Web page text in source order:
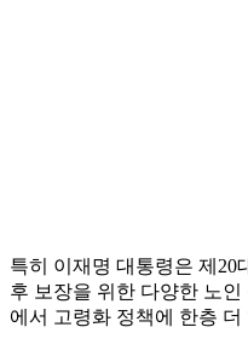
특히 이재명 대통령은 제20
후 보장을 위한 다양한 노
에서 고령화 정책에 한층